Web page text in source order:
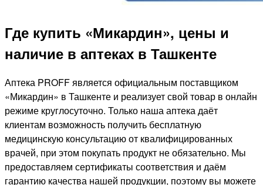
Где купить «Микардин», цены и
наличие в аптеках в Ташкенте
Аптека PROFF является официальным поставщиком
«Микардин» в Ташкенте и реализует свой товар в онлайн
режиме круглосуточно. Только наша аптека даёт
клиентам возможность получить бесплатную
медицинскую консультацию от квалифицированных
врачей, при этом покупать продукт не обязательно. Мы
предоставляем сертификаты соответствия и даём
гарантию качества нашей продукции, поэтому вы можете